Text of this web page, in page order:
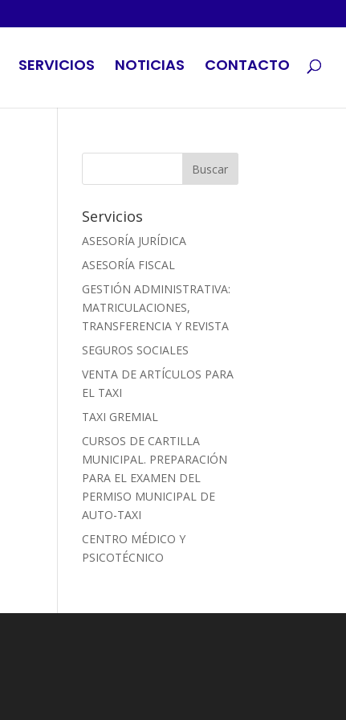
SERVICIOS NOTICIAS CONTACTO
Servicios
ASESORÍA JURÍDICA
ASESORÍA FISCAL
GESTIÓN ADMINISTRATIVA:
MATRICULACIONES,
TRANSFERENCIA Y REVISTA
SEGUROS SOCIALES
VENTA DE ARTÍCULOS PARA
EL TAXI
TAXI GREMIAL
CURSOS DE CARTILLA
MUNICIPAL. PREPARACIÓN
PARA EL EXAMEN DEL
PERMISO MUNICIPAL DE
AUTO-TAXI
CENTRO MÉDICO Y
PSICOTÉCNICO